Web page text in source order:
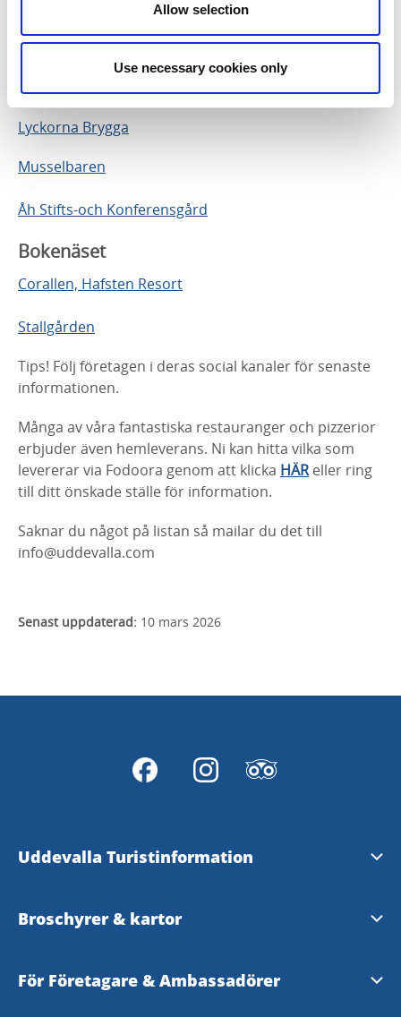
Allow selection
Use necessary cookies only
Ljungskile Havsdelikatesser
Ljungskile Kurs & Konferens
Lyckorna Brygga
Musselbaren
Åh Stifts-och Konferensgård
Bokenäset
Corallen, Hafsten Resort
Stallgården
Tips! Följ företagen i deras social kanaler för senaste
informationen.
Många av våra fantastiska restauranger och pizzerior
erbjuder även hemleverans. Ni kan hitta vilka som
levererar via Fodoora genom att klicka HÄReller ring
till ditt önskade ställe för information.
Saknar du något på listan så mailar du det till
info@uddevalla.com
Senast uppdaterad: 10 mars 2026
Uddevalla Turistinformation
Upplev Bohuslän
Broschyrer & kartor
Uddevallakarta
För Företagare & Ambassadörer